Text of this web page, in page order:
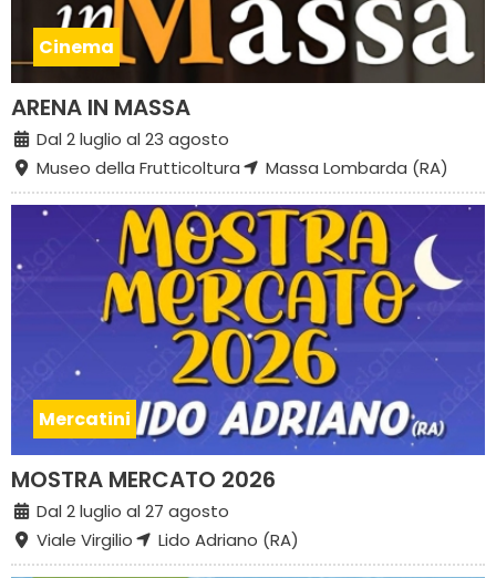
Cinema
ARENA IN MASSA
Dal 2 luglio al 23 agosto
Museo della Frutticoltura
Massa Lombarda (RA)
Mercatini
MOSTRA MERCATO 2026
Dal 2 luglio al 27 agosto
Viale Virgilio
Lido Adriano (RA)